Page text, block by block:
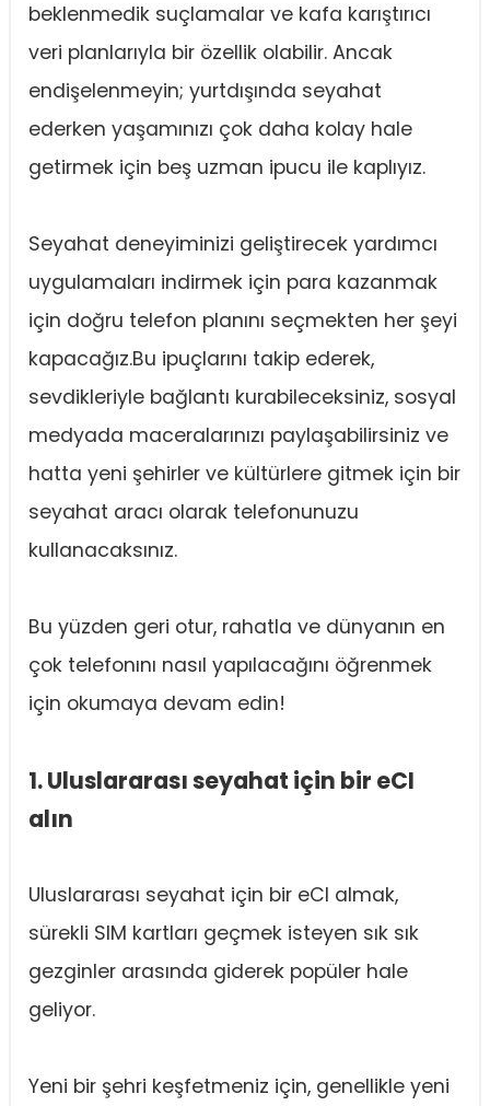
beklenmedik suçlamalar ve kafa karıştırıcı
veri planlarıyla bir özellik olabilir. Ancak
endişelenmeyin; yurtdışında seyahat
ederken yaşamınızı çok daha kolay hale
getirmek için beş uzman ipucu ile kaplıyız.
Seyahat deneyiminizi geliştirecek yardımcı
uygulamaları indirmek için para kazanmak
için doğru telefon planını seçmekten her şeyi
kapacağız.Bu ipuçlarını takip ederek,
sevdikleriyle bağlantı kurabileceksiniz, sosyal
medyada maceralarınızı paylaşabilirsiniz ve
hatta yeni şehirler ve kültürlere gitmek için bir
seyahat aracı olarak telefonunuzu
kullanacaksınız.
Bu yüzden geri otur, rahatla ve dünyanın en
çok telefonını nasıl yapılacağını öğrenmek
için okumaya devam edin!
1. Uluslararası seyahat için bir eCI
alın
Uluslararası seyahat için bir eCI almak,
sürekli SIM kartları geçmek isteyen sık sık
gezginler arasında giderek popüler hale
geliyor.
Yeni bir şehri keşfetmeniz için, genellikle yeni